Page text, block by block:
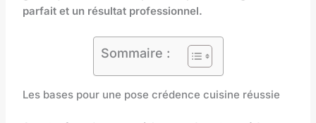
parfait et un résultat professionnel.
Sommaire :
Les bases pour une pose crédence cuisine réussie